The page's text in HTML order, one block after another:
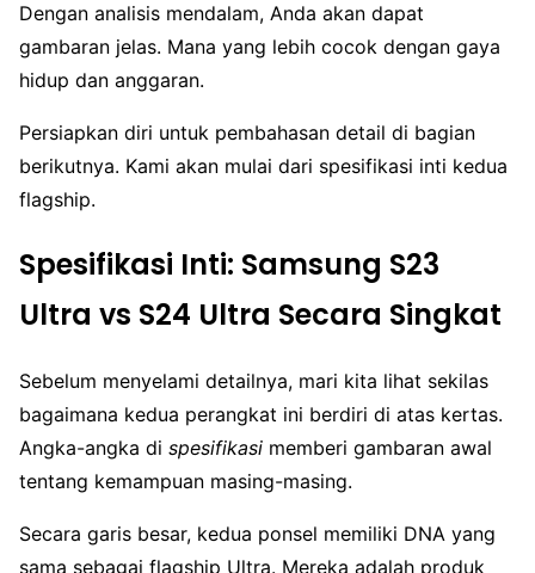
Dengan analisis mendalam, Anda akan dapat
gambaran jelas. Mana yang lebih cocok dengan gaya
hidup dan anggaran.
Persiapkan diri untuk pembahasan detail di bagian
berikutnya. Kami akan mulai dari spesifikasi inti kedua
flagship.
Spesifikasi Inti: Samsung S23
Ultra vs S24 Ultra Secara Singkat
Sebelum menyelami detailnya, mari kita lihat sekilas
bagaimana kedua perangkat ini berdiri di atas kertas.
Angka-angka di spesifikasi memberi gambaran awal
tentang kemampuan masing-masing.
Secara garis besar, kedua ponsel memiliki DNA yang
sama sebagai flagship Ultra. Mereka adalah produk